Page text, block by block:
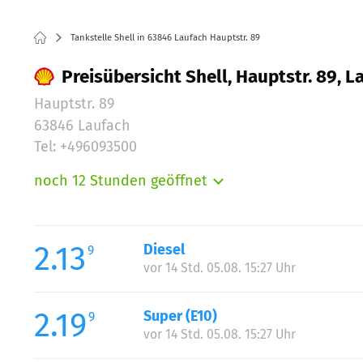
Tankstelle Shell in 63846 Laufach Hauptstr. 89
Preisübersicht Shell, Hauptstr. 89,
Hauptstr. 89
63846 Laufach
Tel: +496093500
noch 12 Stunden geöffnet
Mittwoch:
Donnerstag:
Samstag:
Sonntag:
2.13 9 Diesel
vor 14 Std. 05.08. 15:27 Uhr
2.199 Super (E10)
vor 14 Std. 05.08. 15:27 Uhr